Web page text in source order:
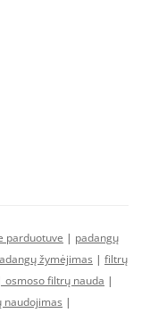
parduotuve | padangų
žymėjimas | filtrų
osmoso filtrų nauda |
naudojimas |